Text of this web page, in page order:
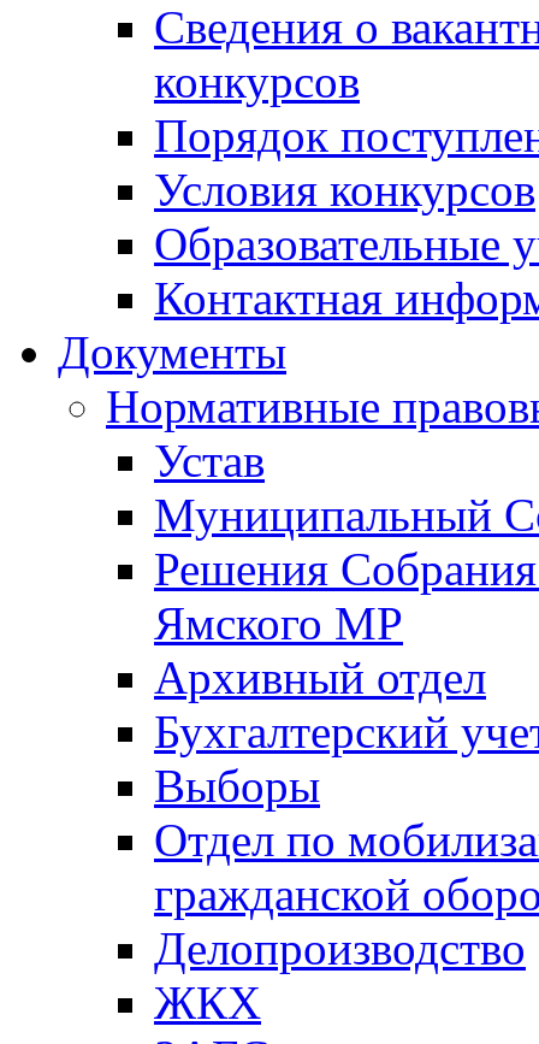
Сведения о
конкурсов
Порядок
Условия конкурсов
Образовательные
Контактная
Документы
Нормативные
Устав
Муниципальный
Решения
Ямского МР
Архивный отдел
Бухгалтерский
Выборы
Отдел по
гражданской
Делопроизводство
ЖКХ